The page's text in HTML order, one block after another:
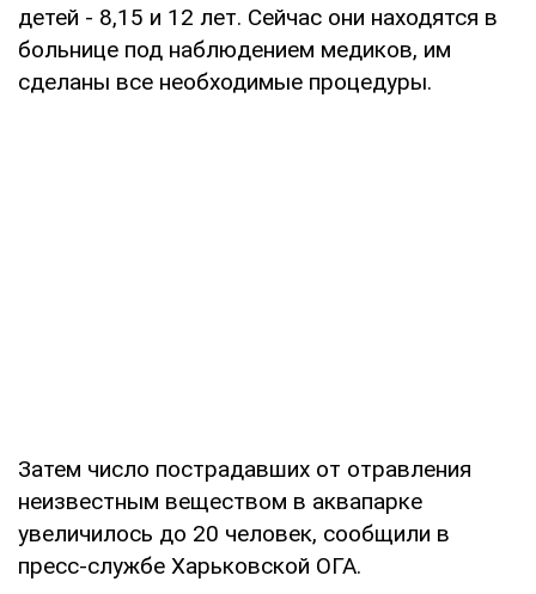
детей - 8,15 и 12 лет. Сейчас они находятся в
больнице под наблюдением медиков, им
сделаны все необходимые процедуры.
Затем число пострадавших от отравления
неизвестным веществом в аквапарке
увеличилось до 20 человек, сообщили в
пресс-службе Харьковской ОГА.